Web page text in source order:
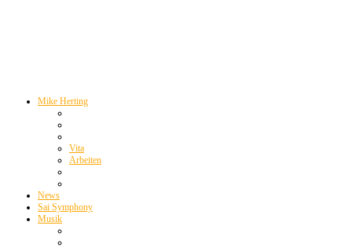
Mike Herting
Vita
Arbeiten
News
Sai Symphony
Musik